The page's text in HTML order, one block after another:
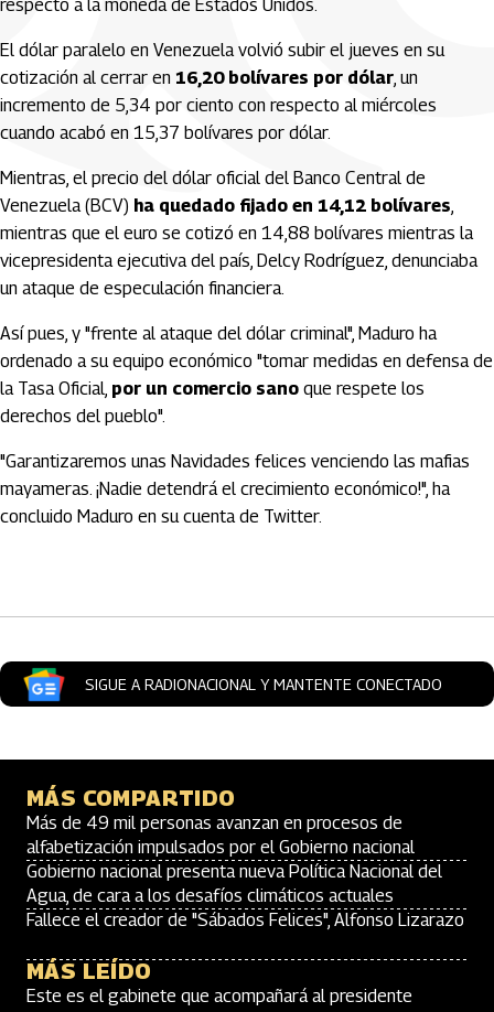
respecto a la moneda de Estados Unidos.
El dólar paralelo en Venezuela volvió subir el jueves en su
cotización al cerrar en 16,20 bolívares por dólar, un
incremento de 5,34 por ciento con respecto al miércoles
cuando acabó en 15,37 bolívares por dólar.
Mientras, el precio del dólar oficial del Banco Central de
Venezuela (BCV) ha quedado fijado en 14,12 bolívares,
mientras que el euro se cotizó en 14,88 bolívares mientras la
vicepresidenta ejecutiva del país, Delcy Rodríguez, denunciaba
un ataque de especulación financiera.
Así pues, y "frente al ataque del dólar criminal", Maduro ha
ordenado a su equipo económico "tomar medidas en defensa de
la Tasa Oficial, por un comercio sano que respete los
derechos del pueblo".
"Garantizaremos unas Navidades felices venciendo las mafias
mayameras. ¡Nadie detendrá el crecimiento económico!", ha
concluido Maduro en su cuenta de Twitter.
SIGUE A RADIONACIONAL Y MANTENTE CONECTADO
MÁS COMPARTIDO
Más de 49 mil personas avanzan en procesos de
alfabetización impulsados por el Gobierno nacional
Gobierno nacional presenta nueva Política Nacional del
Agua, de cara a los desafíos climáticos actuales
Fallece el creador de "Sábados Felices", Alfonso Lizarazo
MÁS LEÍDO
Este es el gabinete que acompañará al presidente